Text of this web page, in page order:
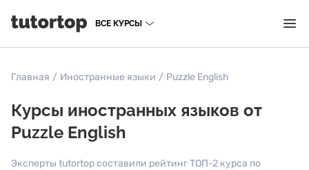
ВСЕ КУРСЫ
Главная / Иностранные языки / Puzzle English
Курсы иностранных языков от
Puzzle English
Эксперты tutortop составили рейтинг ТОП-2 курса по